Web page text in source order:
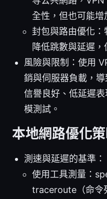
全性，但也可能增
封包與路由優化
降低跳數與延遲，
風險與限制：使用
銷與伺服器負載，
信譽良好、低延遲
模測試。
本地網路優化
測速與延遲的基準：
使用工具測量：
traceroute（命令